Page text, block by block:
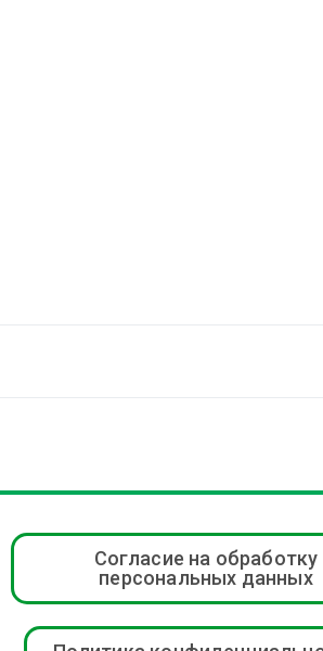
Согласие на обработку
персональных данных